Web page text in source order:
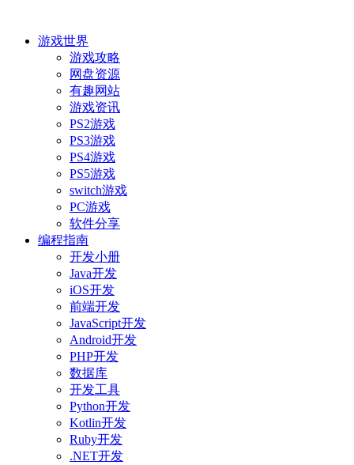
游戏世界
游戏攻略
网盘资源
有趣网站
游戏资讯
PS2游戏
PS3游戏
PS4游戏
PS5游戏
switch游戏
PC游戏
软件分享
编程指南
开发小册
Java开发
iOS开发
前端开发
JavaScript开发
Android开发
PHP开发
数据库
开发工具
Python开发
Kotlin开发
Ruby开发
.NET开发